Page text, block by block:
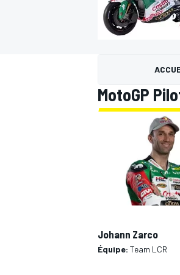
MOTOGP
MotoGP
Johann Zarco
Équipe: Team LCR